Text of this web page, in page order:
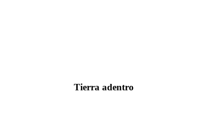
Tierra adentro